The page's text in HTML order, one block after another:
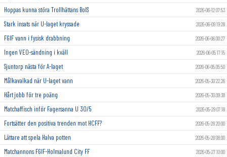
Hoppas kunna störa Trollhättans BoIS 2026-06-12 07:53
Stark insats när U-laget kryssade 2026-06-09 19:28
FGIF vann i fysisk drabbning 2026-06-06 00:27
Ingen VEO-sändning i kväll 2026-06-05 17:15
Sjuntorp nästa för A-laget 2026-06-05 05:50
Målkavalkad när U-laget vann 2026-05-30 22:26
Hårt jobb för tre poäng 2026-05-30 09:38
Matchaffisch inför Fagersanna U 30/5 2026-05-29 07:18
Fortsätter den positiva trenden mot HCFF? 2026-05-28 20:00
Lättare att spela Halva potten 2026-05-28 08:00
Matchannons FGIF-Holmalund City FF 2026-05-27 10:00